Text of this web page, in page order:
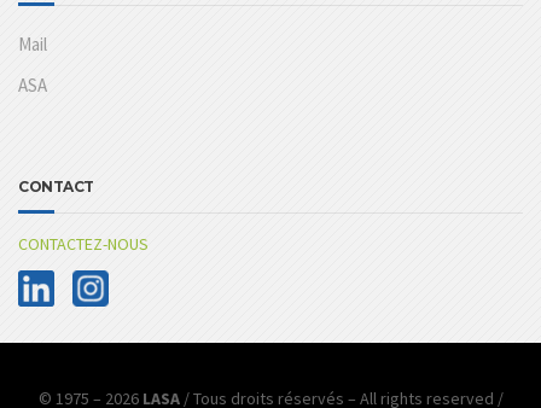
Mail
ASA
CONTACT
CONTACTEZ-NOUS
© 1975 – 2026 LASA/ Tous droits réservés – All rights reserved /